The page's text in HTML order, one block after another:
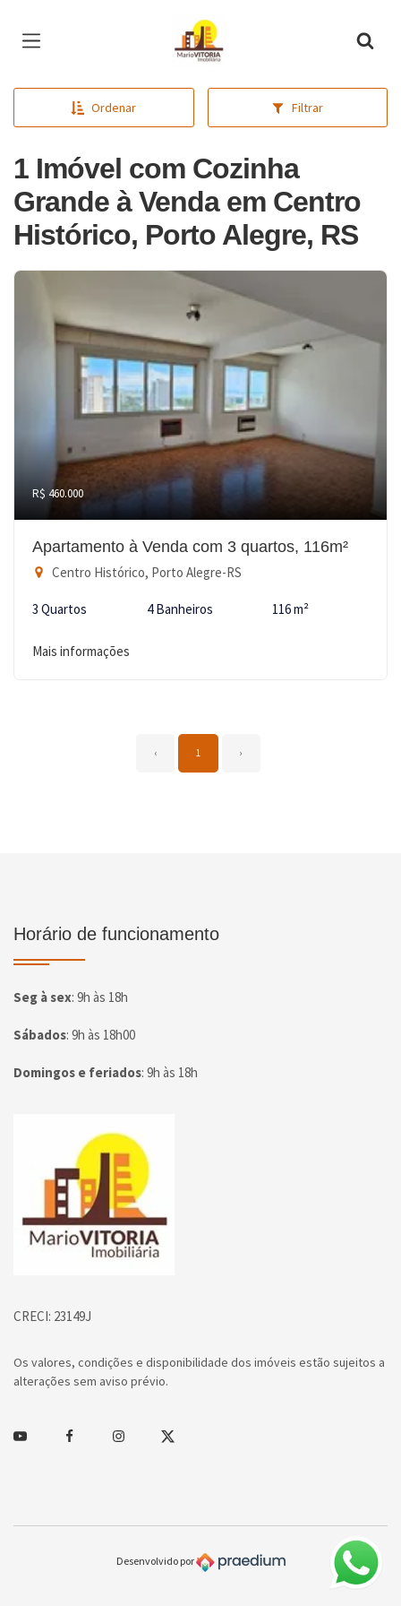
Página inicial
Ordenar Filtrar
1 Imóvel com Cozinha
Grande à Venda em Centro
Histórico, Porto Alegre, RS
R$ 460.000
Apartamento à Venda com 3 quartos, 116m²
Centro Histórico, Porto Alegre-RS
3 Quartos 4 Banheiros 116 m²
Mais informações
‹ 1 ›
Horário de funcionamento
Seg à sex: 9h às 18h
Sábados: 9h às 18h00
Domingos e feriados: 9h às 18h
Página inicial
CRECI: 23149J
Os valores, condições e disponibilidade dos imóveis estão sujeitos a
alterações sem aviso prévio.
Youtube FacebookInstagramTwitter
Desenvolvido por